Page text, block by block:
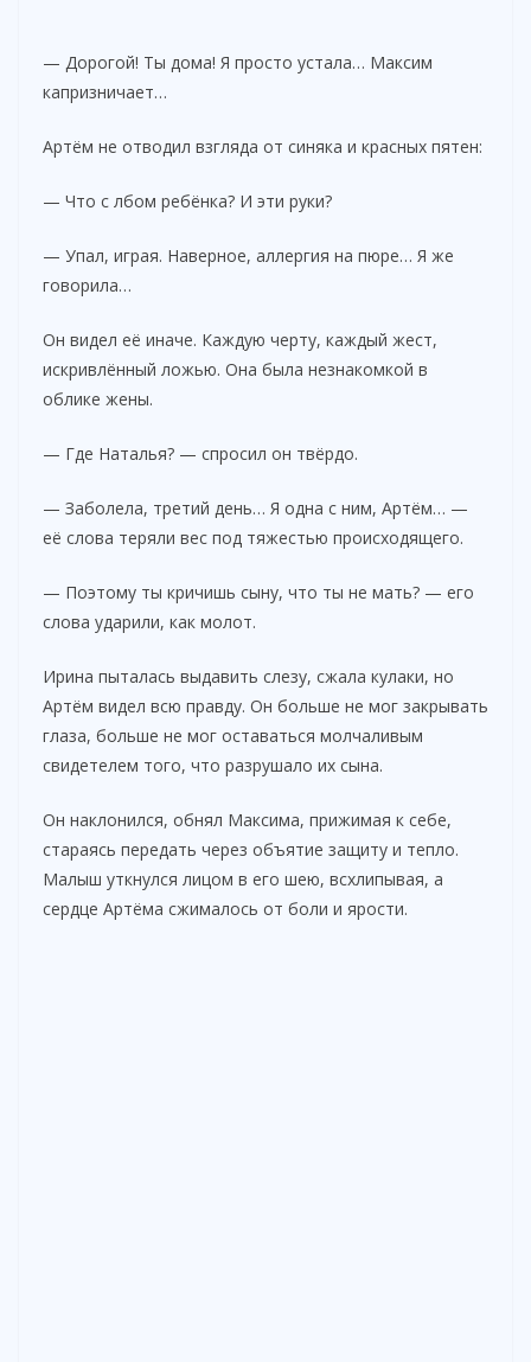
— Дорогой! Ты дома! Я просто устала… Максим
капризничает…
Артём не отводил взгляда от синяка и красных пятен:
— Что с лбом ребёнка? И эти руки?
— Упал, играя. Наверное, аллергия на пюре… Я же
говорила…
Он видел её иначе. Каждую черту, каждый жест,
искривлённый ложью. Она была незнакомкой в
облике жены.
— Где Наталья? — спросил он твёрдо.
— Заболела, третий день… Я одна с ним, Артём… —
её слова теряли вес под тяжестью происходящего.
— Поэтому ты кричишь сыну, что ты не мать? — его
слова ударили, как молот.
Ирина пыталась выдавить слезу, сжала кулаки, но
Артём видел всю правду. Он больше не мог закрывать
глаза, больше не мог оставаться молчаливым
свидетелем того, что разрушало их сына.
Он наклонился, обнял Максима, прижимая к себе,
стараясь передать через объятие защиту и тепло.
Малыш уткнулся лицом в его шею, всхлипывая, а
сердце Артёма сжималось от боли и ярости.